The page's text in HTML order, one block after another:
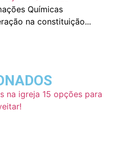
Químicas
na constituição...